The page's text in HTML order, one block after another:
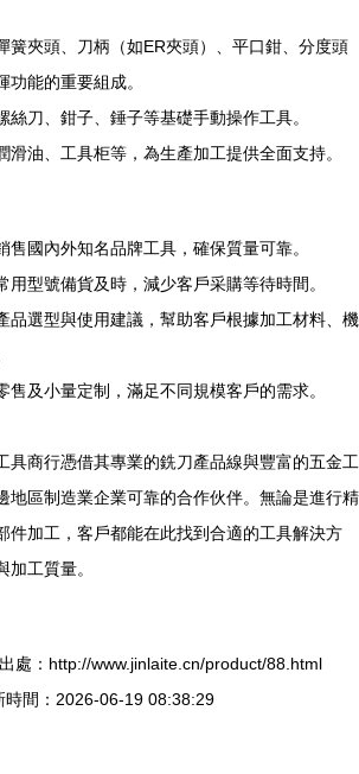
簧夾頭、刀柄（如ER夾頭）、平口鉗、分度頭
能的重要組成。
絲刀、鉗子、錘子等基礎手動操作工具。
滑油、工具柜等，為生產加工提供全面支持。
售國內外知名品牌工具，確保質量可靠。
用型號備貨及時，減少客戶采購等待時間。
品選型與使用建議，幫助客戶根據加工材料、機
售及小量定制，滿足不同規模客戶的需求。
具商行憑借其專業的銑刀產品線與豐富的五金工
地區制造業企業可靠的合作伙伴。無論是進行精
件加工，客戶都能在此找到合適的工具解決方
工質量。
處：http://www.jinlaite.cn/product/88.html
時間：2026-06-19 08:38:29